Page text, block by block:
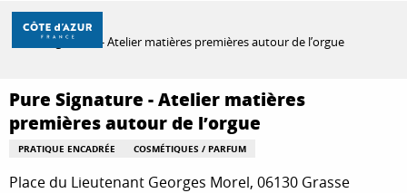
Aller
contenu
DÉCOUVRIR
À FAIRE
Accueil
Pure Signature - Atelier matières premières autour de l’orgue
Pure Signature - Atelier matières
premières autour de l’orgue
PRATIQUE ENCADRÉE COSMÉTIQUES / PARFUM
Place du Lieutenant Georges Morel, 06130 Grasse